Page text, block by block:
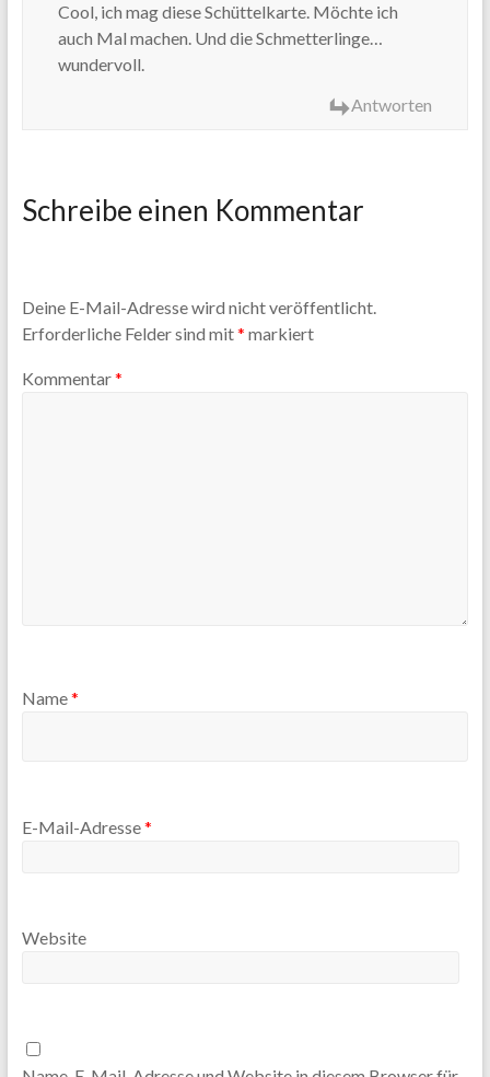
Cool, ich mag diese Schüttelkarte. Möchte ich
auch Mal machen. Und die Schmetterlinge…
wundervoll.
Antworten
Schreibe einen Kommentar
Deine E-Mail-Adresse wird nicht veröffentlicht.
Erforderliche Felder sind mit* markiert
Kommentar*
Name*
E-Mail-Adresse*
Website